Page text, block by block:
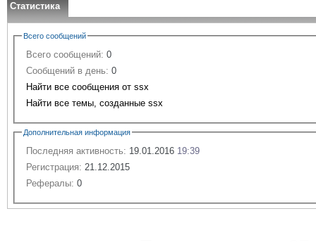
Статистика
Всего сообщений
Всего сообщений: 0
Сообщений в день: 0
Найти все сообщения от ssx
Найти все темы, созданные ssx
Дополнительная информация
Последняя активность: 19.01.2016 19:39
Регистрация: 21.12.2015
Рефералы: 0